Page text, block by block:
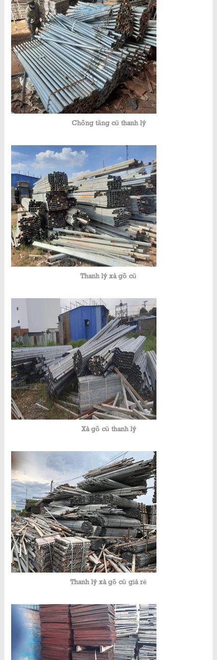
Chống tăng cũ thanh lý
Thanh lý xà gồ cũ
Xà gồ cũ thanh lý
Thanh lý xà gồ cũ giá rẻ